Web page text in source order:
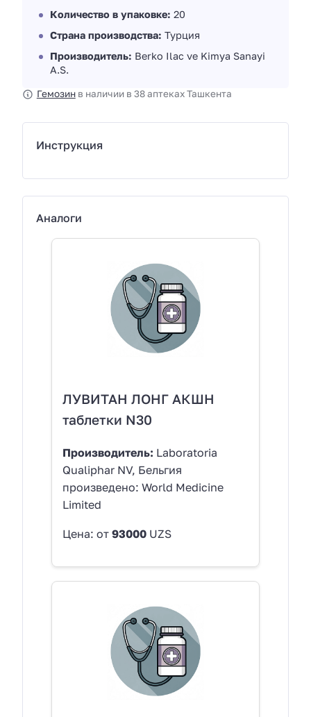
Количество в упаковке: 20
Страна производства: Турция
Производитель: Berko Ilac ve Kimya Sanayi
A.S.
Гемозинв наличии в 38 аптеках Ташкента
Инструкция
Аналоги
ЛУВИТАН ЛОНГ АКШН
таблетки N30
Производитель: Laboratoria
Qualiphar NV, Бельгия
произведено: World Medicine
Limited
Цена: от 93000 UZS